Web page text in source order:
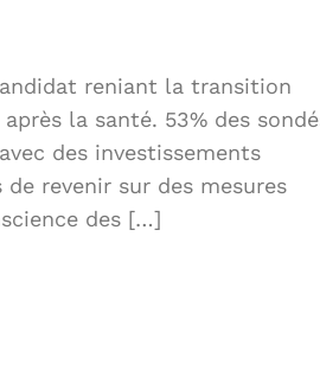
reniant la transition
la santé. 53% des
des investissements
revenir sur des mesures
des […]